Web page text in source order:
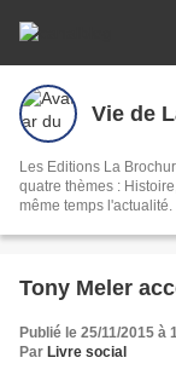
Vie de
Les Editions La
quatre thèmes :
même temps l'actualité.
Tony Meler
Publié le 25/11/2015 à
Par Livre social